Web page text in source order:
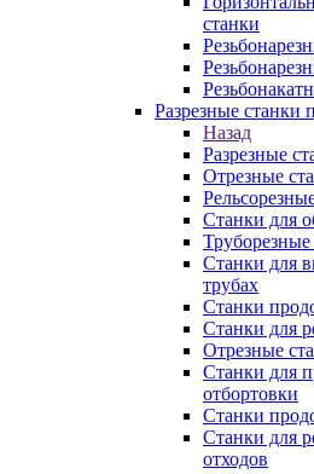
станки
Разрезные станки
Назад
Разрезные
Отрезные
Станки для
Труборезные
Станки для
трубаx
Станки
Станки для
Отрезные
Станки для
отбортовки
Станки
Станки для
отходов